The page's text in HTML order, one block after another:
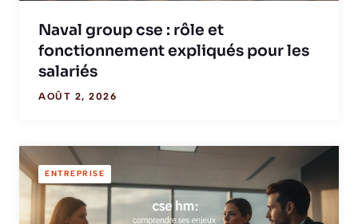
Naval group cse : rôle et
fonctionnement expliqués pour les
salariés
AOÛT 2, 2026
ENTREPRISE